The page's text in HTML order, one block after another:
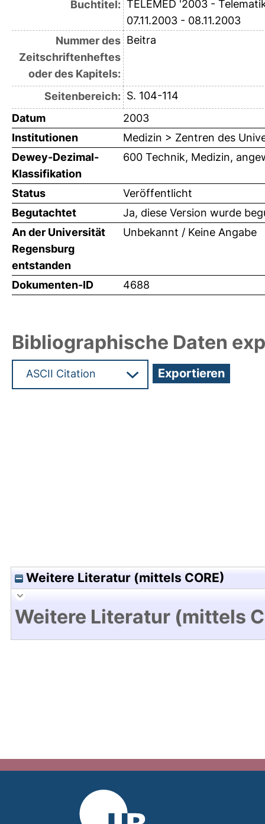
Buchtitel: TELEMED '2003 -
07.11.2003 - 08.11.2003
Nummer des
Zeitschriftenheftes
oder des Kapitels:
Beitra
Seitenbereich: S. 104-114
Datum
2003
Institutionen
Medizin > Zentren des
Dewey-Dezimal-
Klassifikation
600 Technik, Medizin,
Status
Veröffentlicht
Begutachtet
Ja, diese Version wurde
An der Universität
Regensburg
entstanden
Unbekannt / Keine Angabe
Dokumenten-ID 4688
Bibliographische Daten
Weitere Literatur (mittels CORE)
Weitere Literatur (mittels